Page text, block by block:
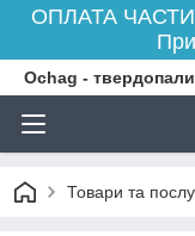
ОПЛАТА
Ochag -
Товари та